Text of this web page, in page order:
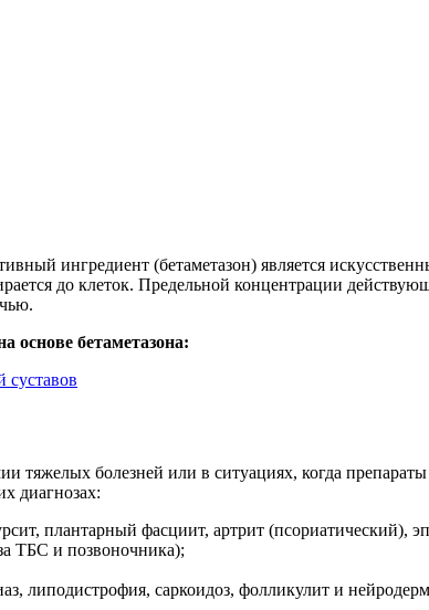
ингредиент (бетаметазон) является
до клеток. Предельной концентрации
основе бетаметазона:
суставов
тяжелых болезней или в ситуациях, когда
диагнозах:
плантарный фасциит, артрит (псориатический),
ТБС и позвоночника);
липодистрофия, саркоидоз, фолликулит и